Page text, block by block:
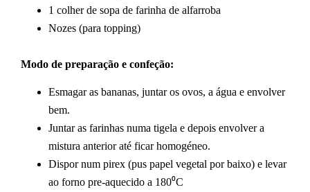
1 colher de sopa de farinha de alfarroba
Nozes (para topping)
Modo de preparação e confeção:
Esmagar as bananas, juntar os ovos, a água e envolver
bem.
Juntar as farinhas numa tigela e depois envolver a
mistura anterior até ficar homogéneo.
Dispor num pirex (pus papel vegetal por baixo) e levar
ao forno pre-aquecido a 180⁰C